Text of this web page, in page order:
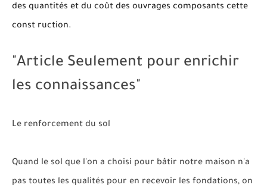
des quantités et du coût des ouvrages composants cette
const ruction.
"Article Seulement pour enrichir
les connaissances"
Le renforcement du sol
Quand le sol que l'on a choisi pour bâtir notre maison n'a
pas toutes les qualités pour en recevoir les fondations, on